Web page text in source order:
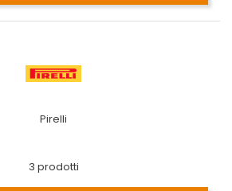
Pirelli
3 prodotti